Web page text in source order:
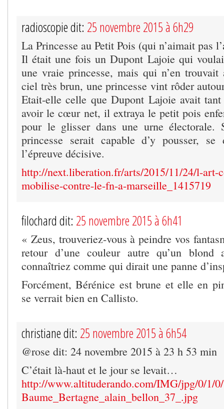
radioscopie dit: 25 novembre 2015 à 6h29
La Princesse au Petit Pois (qui n’aimait pas
Il était une fois un Dupont Lajoie qui
une vraie princesse, mais qui n’en
ciel très brun, une princesse vint rôder
Etait-elle celle que Dupont Lajoie avait
avoir le cœur net, il extraya le petit pois
pour le glisser dans une urne électorale.
princesse serait capable d’y pousser,
l’épreuve décisive.
http://next.liberation.fr/arts/2015/11/24/l-art-
mobilise-contre-le-fn-a-marseille_1415719
filochard dit: 25 novembre 2015 à 6h41
« Zeus, trouveriez-vous à peindre vos
retour d’une couleur autre qu’un blond
connaîtriez comme qui dirait une panne
Forcément, Bérénice est brune et elle en
se verrait bien en Callisto.
christiane dit: 25 novembre 2015 à 6h54
@rose dit: 24 novembre 2015 à 23 h 53 min
C’était là-haut et le jour se levait…
http://www.altituderando.com/IMG/jpg/0/1/
Baume_Bertagne_alain_bellon_37_.jpg